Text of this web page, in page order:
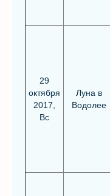
29
октября
2017,
Вс
Луна в
Водолее